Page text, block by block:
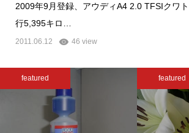
2009年9月登録、アウディA4 2.0 TFSIクワ
行5,395キロ…
2011.06.12 46 view
featured featured